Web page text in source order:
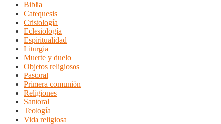
Biblia
Catequesis
Cristología
Eclesiología
Espiritualidad
Liturgia
Muerte y duelo
Objetos religiosos
Pastoral
Primera comunión
Religiones
Santoral
Teología
Vida religiosa